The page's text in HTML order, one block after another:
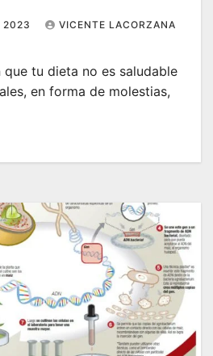
2023
VICENTE LACORZANA
que tu dieta no es saludable
en forma de molestias,